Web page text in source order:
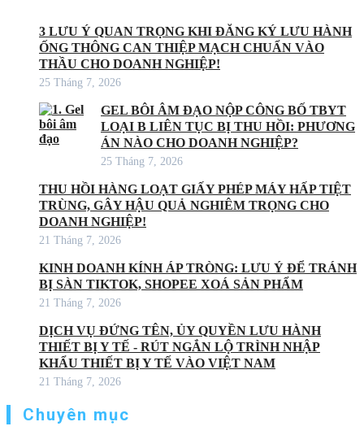
3 LƯU Ý QUAN TRỌNG KHI ĐĂNG KÝ LƯU HÀNH
ỐNG THÔNG CAN THIỆP MẠCH CHUẨN VÀO
THẦU CHO DOANH NGHIỆP!
25 Tháng 7, 2026
GEL BÔI ÂM ĐẠO NỘP CÔNG BỐ TBYT
LOẠI B LIÊN TỤC BỊ THU HỒI: PHƯƠNG
ÁN NÀO CHO DOANH NGHIỆP?
25 Tháng 7, 2026
THU HỒI HÀNG LOẠT GIẤY PHÉP MÁY HẤP TIỆT
TRÙNG, GÂY HẬU QUẢ NGHIÊM TRỌNG CHO
DOANH NGHIỆP!
21 Tháng 7, 2026
KINH DOANH KÍNH ÁP TRÒNG: LƯU Ý ĐỂ TRÁNH
BỊ SÀN TIKTOK, SHOPEE XOÁ SẢN PHẨM
21 Tháng 7, 2026
DỊCH VỤ ĐỨNG TÊN, ỦY QUYỀN LƯU HÀNH
THIẾT BỊ Y TẾ - RÚT NGẮN LỘ TRÌNH NHẬP
KHẨU THIẾT BỊ Y TẾ VÀO VIỆT NAM
21 Tháng 7, 2026
Chuyên mục